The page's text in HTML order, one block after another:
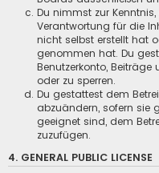
Du nimmst zur
Verantwortung für die
nicht selbst erstellt hat
genommen hat. Du
Benutzerkonto, Beiträge
oder zu sperren.
Du gestattest dem
abzuändern, sofern sie
geeignet sind, dem
zuzufügen.
4. GENERAL PUBLIC LICENSE